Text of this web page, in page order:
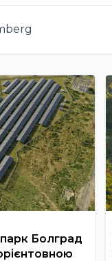
Болград